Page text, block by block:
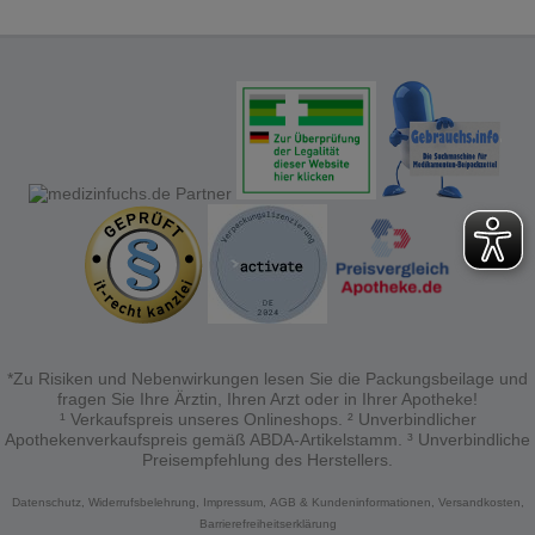
*Zu Risiken und Nebenwirkungen lesen Sie die Packungsbeilage und
fragen Sie Ihre Ärztin, Ihren Arzt oder in Ihrer Apotheke!
¹ Verkaufspreis unseres Onlineshops. ² Unverbindlicher
Apothekenverkaufspreis gemäß ABDA-Artikelstamm. ³ Unverbindliche
Preisempfehlung des Herstellers.
Datenschutz, Widerrufsbelehrung, Impressum, AGB & Kundeninformationen,
Versandkosten,
Barrierefreiheitserklärung